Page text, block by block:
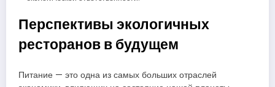
Перспективы экологичных
ресторанов в будущем
Питание — это одна из самых больших отраслей